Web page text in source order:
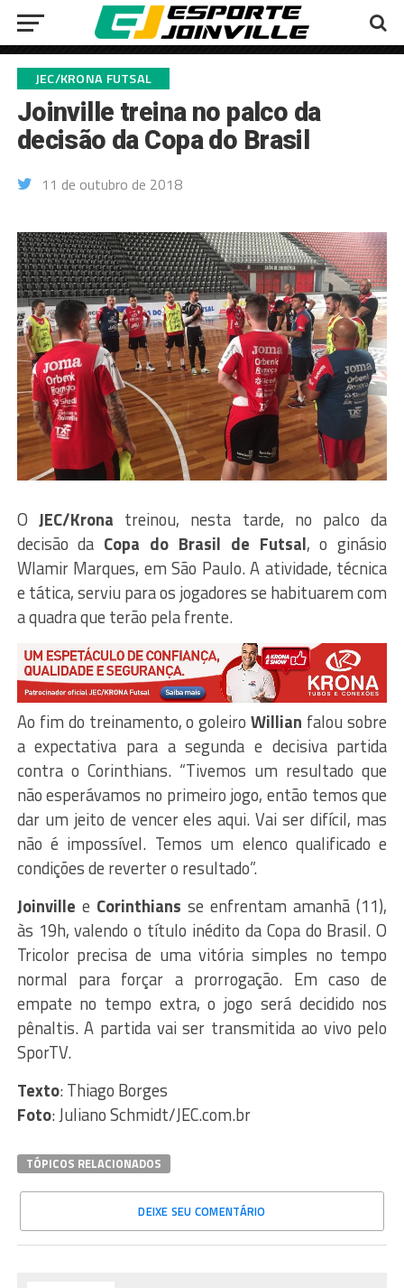
JEC/KRONA FUTSAL
Joinville treina no palco da
decisão da Copa do Brasil
11 de outubro de 2018
O JEC/Krona treinou, nesta tarde, no palco da
decisão da Copa do Brasil de Futsal, o ginásio
Wlamir Marques, em São Paulo. A atividade, técnica
e tática, serviu para os jogadores se habituarem com
a quadra que terão pela frente.
Ao fim do treinamento, o goleiroWillian falou sobre
a expectativa para a segunda e decisiva partida
contra o Corinthians. “Tivemos um resultado que
não esperávamos no primeiro jogo, então temos que
dar um jeito de vencer eles aqui. Vai ser difícil, mas
não é impossível. Temos um elenco qualificado e
condições de reverter o resultado”.
Joinville e Corinthians se enfrentam amanhã (11),
às 19h, valendo o título inédito da Copa do Brasil. O
Tricolor precisa de uma vitória simples no tempo
normal para forçar a prorrogação. Em caso de
empate no tempo extra, o jogo será decidido nos
pênaltis. A partida vai ser transmitida ao vivo pelo
SporTV.
Texto: Thiago Borges
Foto: Juliano Schmidt/JEC.com.br
TÓPICOS RELACIONADOS
DEIXE SEU COMENTÁRIO